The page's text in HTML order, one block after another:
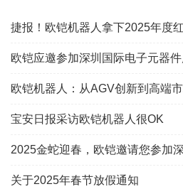
捷报！欧铠机器人拿下2025年度红
欧铠应邀参加深圳国际电子元器件展时间
欧铠机器人：从AGV创新到高端
宝安日报采访欧铠机器人很OK
2025金蛇迎春，欧铠邀请您参加
关于2025年春节放假通知